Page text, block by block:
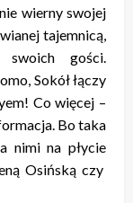
wierny swojej
tajemnicą,
swoich gości.
Sokół łączy
Co więcej –
Bo taka
nimi na płycie
Osińską czy